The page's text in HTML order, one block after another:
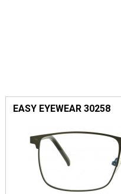
EASY EYEWEAR 30258